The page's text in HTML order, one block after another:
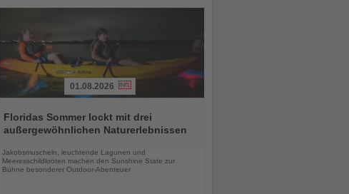
Sie
die
Nachrichten
01.08.2026
Floridas Sommer lockt mit drei
außergewöhnlichen Naturerlebnissen
Jakobsmuscheln, leuchtende Lagunen und
Meeresschildkröten machen den Sunshine State zur
Bühne besonderer Outdoor-Abenteuer